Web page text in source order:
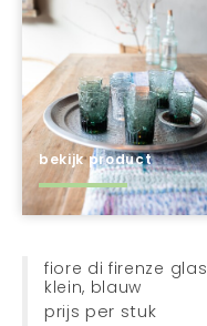
bekijk product
fiore di firenze glas
klein, blauw
prijs per stuk